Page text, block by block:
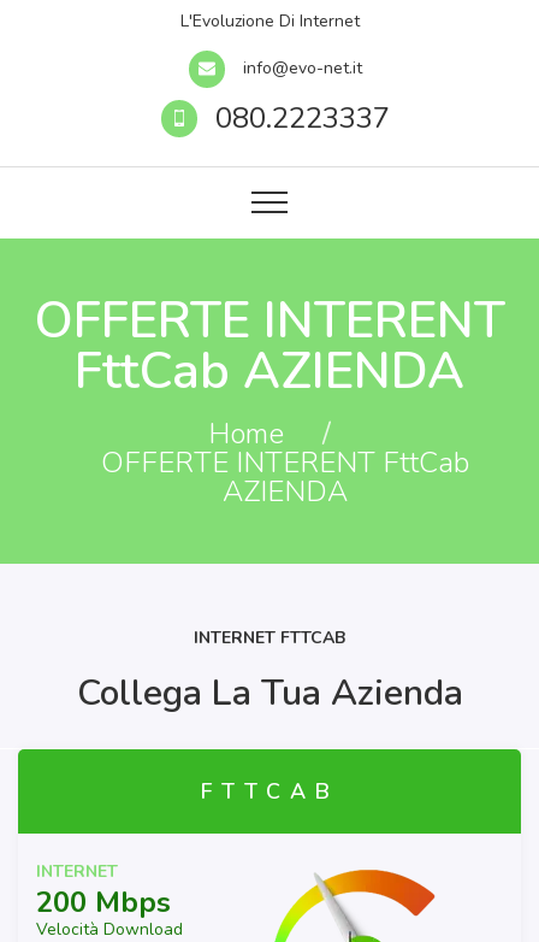
L'Evoluzione Di Internet
info@evo-net.it
080.2223337
OFFERTE INTERENT
FttCab AZIENDA
Home /
OFFERTE INTERENT FttCab
AZIENDA
INTERNET FTTCAB
Collega La Tua Azienda
FTTCAB
INTERNET
200 Mbps
Velocità Download